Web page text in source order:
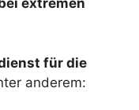
extremen
für die
anderem: